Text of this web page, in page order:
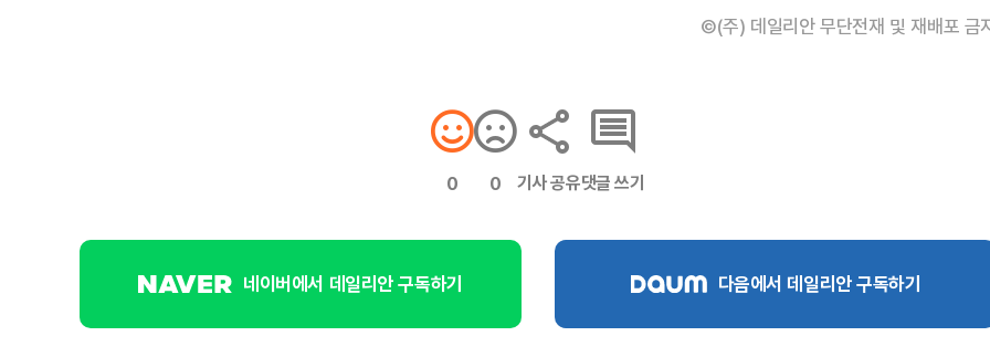
©(주) 데일리안 무단전재 및 재배포 금
0 0 기사 공유댓글 쓰기
네이버에서 데일리안 구독하기 다음에서 데일리안 구독하기